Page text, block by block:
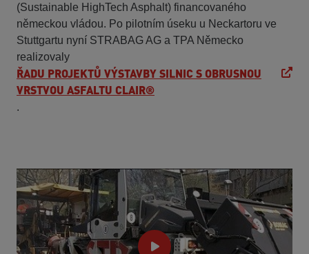
(Sustainable HighTech Asphalt) financovaného
německou vládou. Po pilotním úseku u Neckartoru ve
Stuttgartu nyní STRABAG AG a TPA Německo
realizovaly
ŘADU PROJEKTŮ VÝSTAVBY SILNIC S OBRUSNOU
VRSTVOU ASFALTU CLAIR®
.